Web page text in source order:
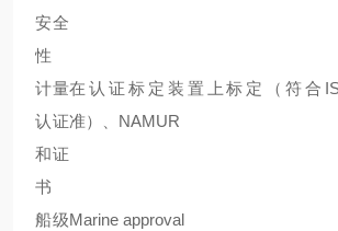
安全
性
计量
认证
和证
书
在认证标定装置上标定（符合
准）、NAMUR
船级Marine approval